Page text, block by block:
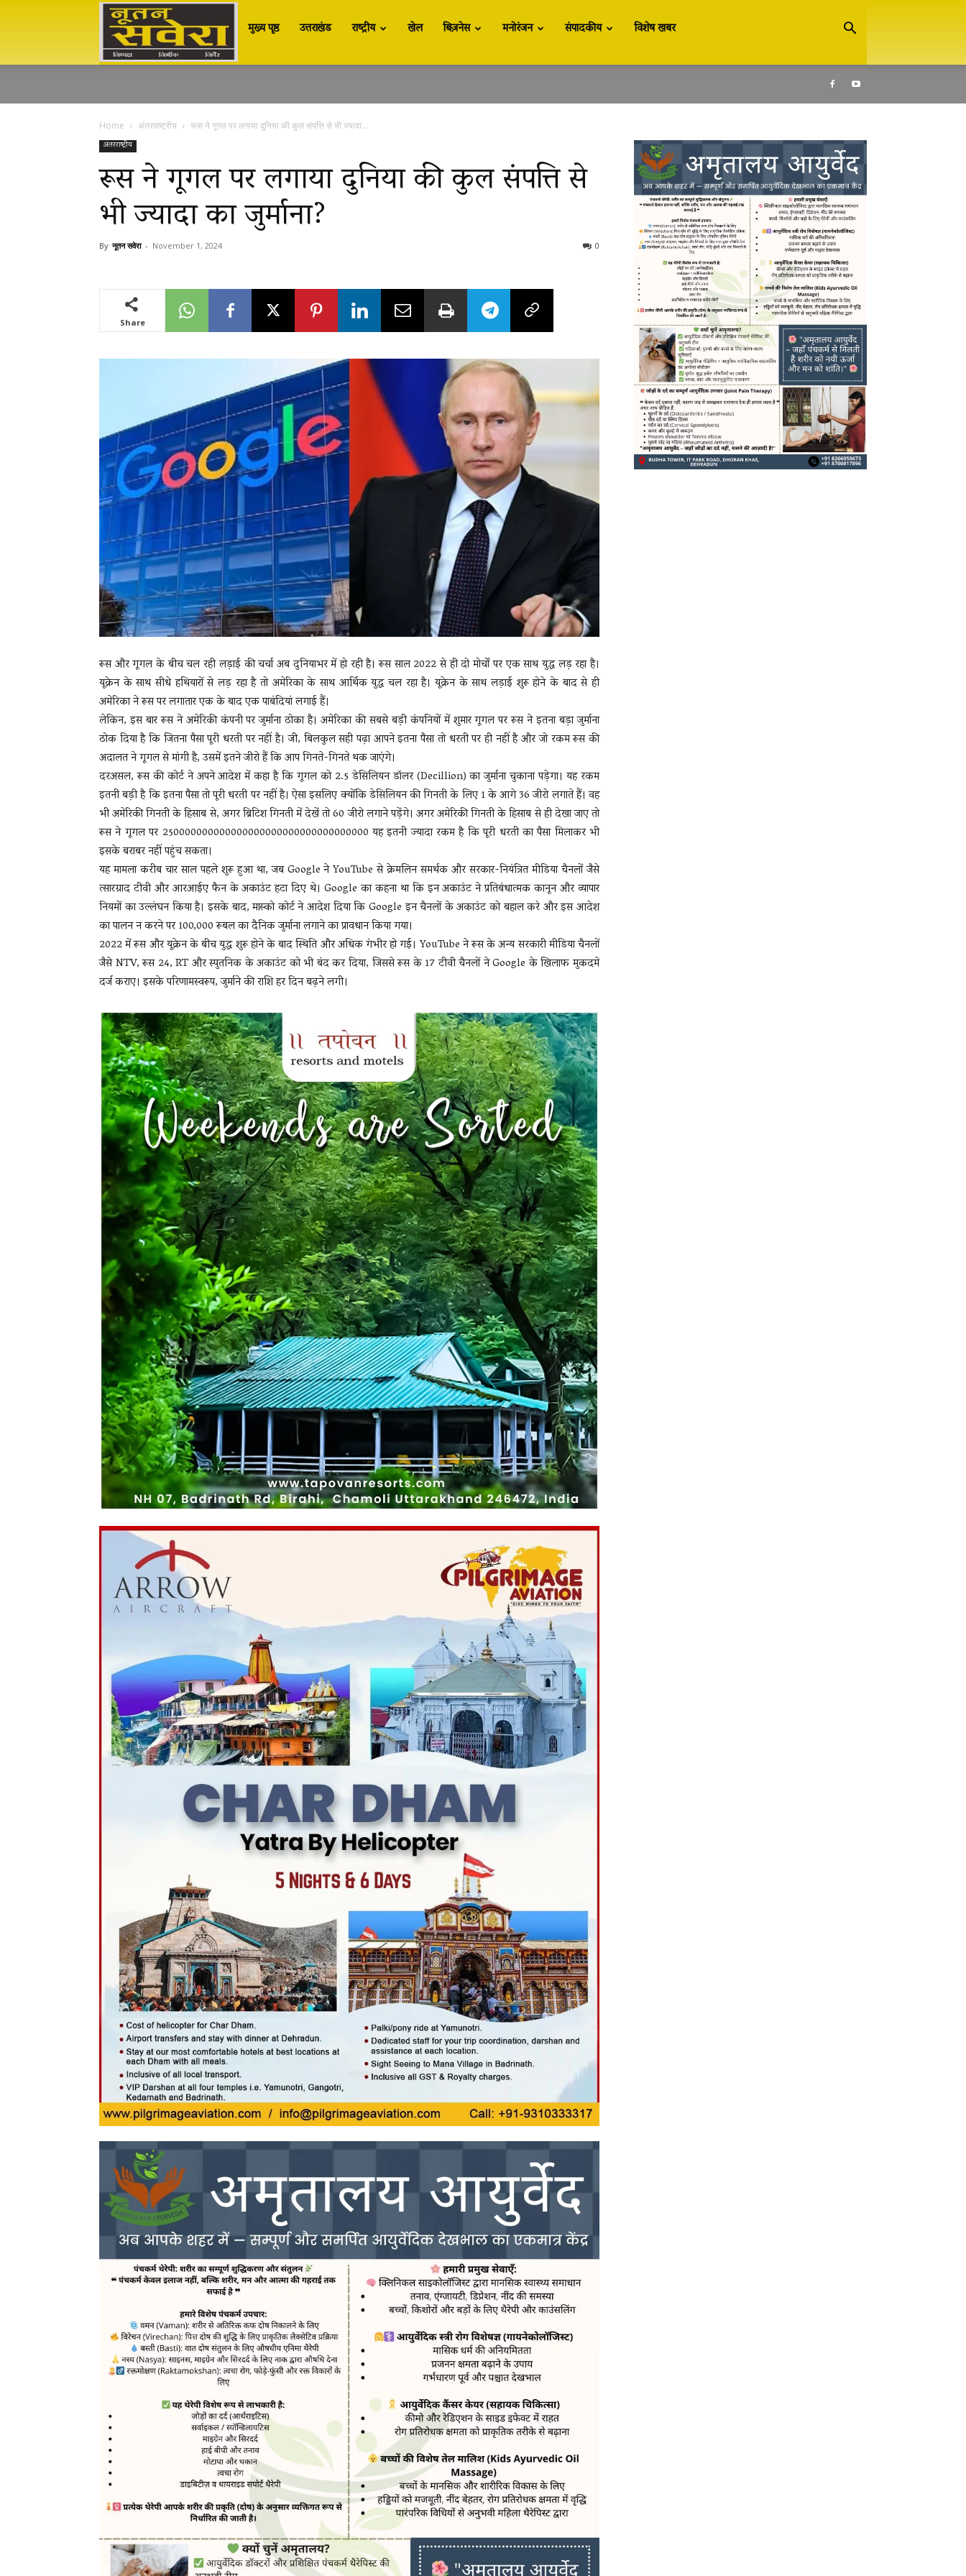
Nutan
Breaking
LIVE
मुख्य पृष्ठ उत्तराखंड राष्ट्रीय खेल बिज़नेस मनोरंजन संपादकीय विशेष खबर
Home अंतरराष्ट्रीय रूस ने गूगल पर लगाया दुनिया की कुल संपत्ति से भी ज्यादा...
अंतरराष्ट्रीय
रूस ने गूगल पर लगाया दुनिया की कुल संपत्ति से
भी ज्यादा का जुर्माना?
By नूतन सवेरा - November 1, 2024 0
Share
रूस और गूगल के बीच चल रही लड़ाई की चर्चा अब दुनियाभर में हो रही है। रूस साल 2022 से ही दो मोर्चों पर एक साथ युद्ध लड़ रहा है।
यूक्रेन के साथ सीधे हथियारों से लड़ रहा है तो अमेरिका के साथ आर्थिक युद्ध चल रहा है। यूक्रेन के साथ लड़ाई शुरू होने के बाद से ही
अमेरिका ने रूस पर लगातार एक के बाद एक पाबंदियां लगाई हैं।
लेकिन, इस बार रूस ने अमेरिकी कंपनी पर जुर्माना ठोका है। अमेरिका की सबसे बड़ी कंपनियों में शुमार गूगल पर रूस ने इतना बड़ा जुर्माना
ठोक दिया है कि जितना पैसा पूरी धरती पर नहीं है। जी, बिलकुल सही पढ़ा आपने इतना पैसा तो धरती पर ही नहीं है और जो रकम रूस की
अदालत ने गूगल से मांगी है, उसमें इतने जीरो हैं कि आप गिनते-गिनते थक जाएंगे।
दरअसल, रूस की कोर्ट ने अपने आदेश में कहा है कि गूगल को 2.5 डेसिलियन डॉलर (Decillion) का जुर्माना चुकाना पड़ेगा। यह रकम
इतनी बड़ी है कि इतना पैसा तो पूरी धरती पर नहीं है। ऐसा इसलिए क्‍योंकि डेसिलियन की गिनती के लिए 1 के आगे 36 जीरो लगाते हैं। वह
भी अमेरिकी गिनती के हिसाब से, अगर ब्रिटिश गिनती में देखें तो 60 जीरो लगाने पड़ेंगे। अगर अमेरिकी गिनती के हिसाब से ही देखा जाए तो
रूस ने गूगल पर 250000000000000000000000000000000000 यह इतनी ज्‍यादा रकम है कि पूरी धरती का पैसा मिलाकर भी
इसके बराबर नहीं पहुंच सकता।
यह मामला करीब चार साल पहले शुरू हुआ था, जब Google ने YouTube से क्रेमलिन समर्थक और सरकार-नियंत्रित मीडिया चैनलों जैसे
त्सारग्राद टीवी और आरआईए फैन के अकाउंट हटा दिए थे। Google का कहना था कि इन अकाउंट ने प्रतिबंधात्मक कानून और व्यापार
नियमों का उल्लंघन किया है। इसके बाद, मास्को कोर्ट ने आदेश दिया कि Google इन चैनलों के अकाउंट को बहाल करे और इस आदेश
का पालन न करने पर 100,000 रूबल का दैनिक जुर्माना लगाने का प्रावधान किया गया।
2022 में रूस और यूक्रेन के बीच युद्ध शुरू होने के बाद स्थिति और अधिक गंभीर हो गई। YouTube ने रूस के अन्य सरकारी मीडिया चैनलों
जैसे NTV, रूस 24, RT और स्पुतनिक के अकाउंट को भी बंद कर दिया, जिससे रूस के 17 टीवी चैनलों ने Google के खिलाफ मुकदमे
दर्ज कराए। इसके परिणामस्वरूप, जुर्माने की राशि हर दिन बढ़ने लगी।